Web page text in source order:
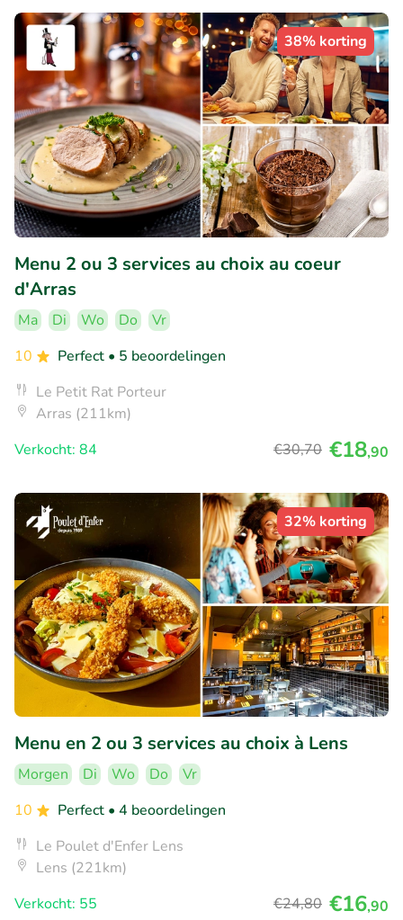
38% korting
Menu 2 ou 3 services au choix au coeur
d'Arras
Ma Di Wo Do
Vr
10
Perfect • 5 beoordelingen
Le Petit Rat Porteur
Arras (211km)
Verkocht: 84
€30,70 €18,90
32% korting
Menu en 2 ou 3 services au choix à Lens
Morgen Di Wo Do
Vr
10
Perfect • 4 beoordelingen
Le Poulet d'Enfer Lens
Lens (221km)
Verkocht: 55
€24,80 €16,90